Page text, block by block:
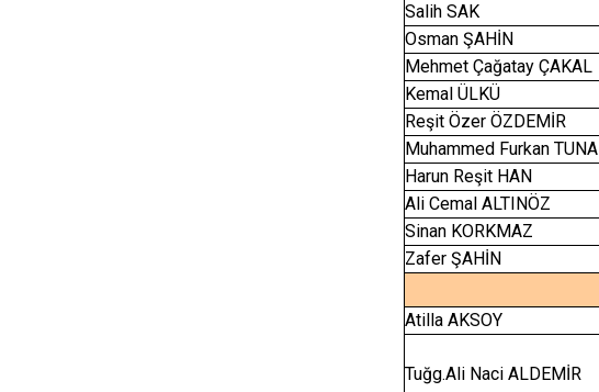
Salih SAK
Osman ŞAHİN
Mehmet Çağatay ÇAKAL
Kemal ÜLKÜ
Reşit Özer ÖZDEMİR
Muhammed Furkan TUNA
Harun Reşit HAN
Ali Cemal ALTINÖZ
Sinan KORKMAZ
Zafer ŞAHİN
Atilla AKSOY
Tuğg.Ali Naci ALDEMİR